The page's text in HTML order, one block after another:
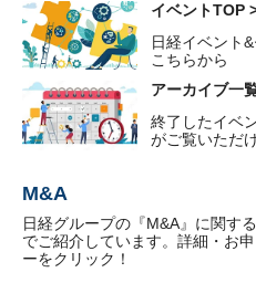
イベントTOP
日経イベント
こちらから
アーカイブ一
終了したイベ
がご覧いただ
M&A
日経グループの『M&A』に関す
でご紹介しています。詳細・お
ーをクリック！